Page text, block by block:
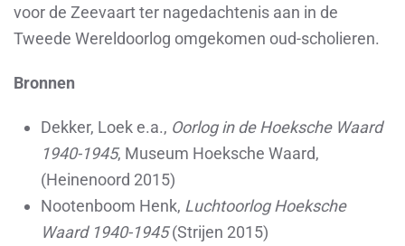
voor de Zeevaart ter nagedachtenis aan in de
Tweede Wereldoorlog omgekomen oud-scholieren.
Bronnen
Dekker, Loek e.a., Oorlog in de Hoeksche Waard
1940-1945, Museum Hoeksche Waard,
(Heinenoord 2015)
Nootenboom Henk, Luchtoorlog Hoeksche
Waard 1940-1945(Strijen 2015)